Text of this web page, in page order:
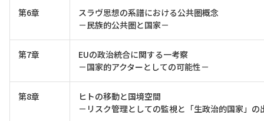
第6章
スラヴ思想の系譜における公共圏概念
－民族的公共圏と国家－
第7章
EUの政治統合に関する一考察
－国家的アクターとしての可能性－
第8章
ヒトの移動と国境空間
－リスク管理としての監視と「生政治的国家」の